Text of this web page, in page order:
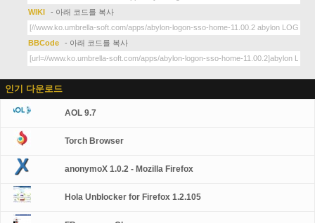
WIKI - 아래 코드를 복사
BBCode - 아래 코드를 복사
인기 다운로드
AOL 9.7
Torch Browser
anonymoX 1.0.2 - Mozilla Firefox
Hola Unblocker for Firefox 1.2.105